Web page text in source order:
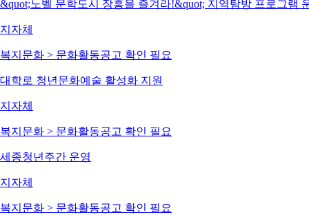
&quot;노벨 문학도시 장흥을 즐겨라!&quot; 지역탐방 프로그램
지자체
복지문화 > 문화활동공고 확인 필요
대학로 청년문화예술 활성화 지원
지자체
복지문화 > 문화활동공고 확인 필요
세종청년주간 운영
지자체
복지문화 > 문화활동공고 확인 필요